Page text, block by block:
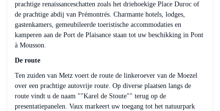
prachtige renaissanceschatten zoals het driehoekige Place Duroc of
de prachtige abdij van Prémontrés. Charmante hotels, lodges,
gastenkamers, gemeubileerde toeristische accommodaties en
kamperen aan de Port de Plaisance staan tot uw beschikking in Pont
à Mousson.
De route
Ten zuiden van Metz voert de route de linkeroever van de Moezel
over een prachtige autovrije route. Op diverse plaatsen langs de
route vindt u de naam ""Karel de Stoute"" terug op de
presentatiepanelen. Vaux markeert uw toegang tot het natuurpark